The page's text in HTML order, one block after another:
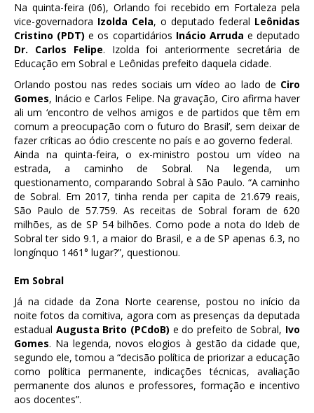
Na quinta-feira (06), Orlando foi recebido em Fortaleza pela
vice-governadora Izolda Cela, o deputado federal Leônidas
Cristino (PDT) e os copartidários Inácio Arruda e deputado
Dr. Carlos Felipe. Izolda foi anteriormente secretária de
Educação em Sobral e Leônidas prefeito daquela cidade.
Orlando postou nas redes sociais um vídeo ao lado de Ciro
Gomes, Inácio e Carlos Felipe. Na gravação, Ciro afirma haver
ali um ‘encontro de velhos amigos e de partidos que têm em
comum a preocupação com o futuro do Brasil’, sem deixar de
fazer críticas ao ódio crescente no país e ao governo federal.
Ainda na quinta-feira, o ex-ministro postou um vídeo na
estrada, a caminho de Sobral. Na legenda, um
questionamento, comparando Sobral à São Paulo. “A caminho
de Sobral. Em 2017, tinha renda per capita de 21.679 reais,
São Paulo de 57.759. As receitas de Sobral foram de 620
milhões, as de SP 54 bilhões. Como pode a nota do Ideb de
Sobral ter sido 9.1, a maior do Brasil, e a de SP apenas 6.3, no
longínquo 1461° lugar?”, questionou.
Em Sobral
Já na cidade da Zona Norte cearense, postou no início da
noite fotos da comitiva, agora com as presenças da deputada
estadual Augusta Brito (PCdoB) e do prefeito de Sobral, Ivo
Gomes. Na legenda, novos elogios à gestão da cidade que,
segundo ele, tomou a “decisão política de priorizar a educação
como política permanente, indicações técnicas, avaliação
permanente dos alunos e professores, formação e incentivo
aos docentes”.